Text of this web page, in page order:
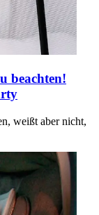
beachten!
weißt aber nicht,